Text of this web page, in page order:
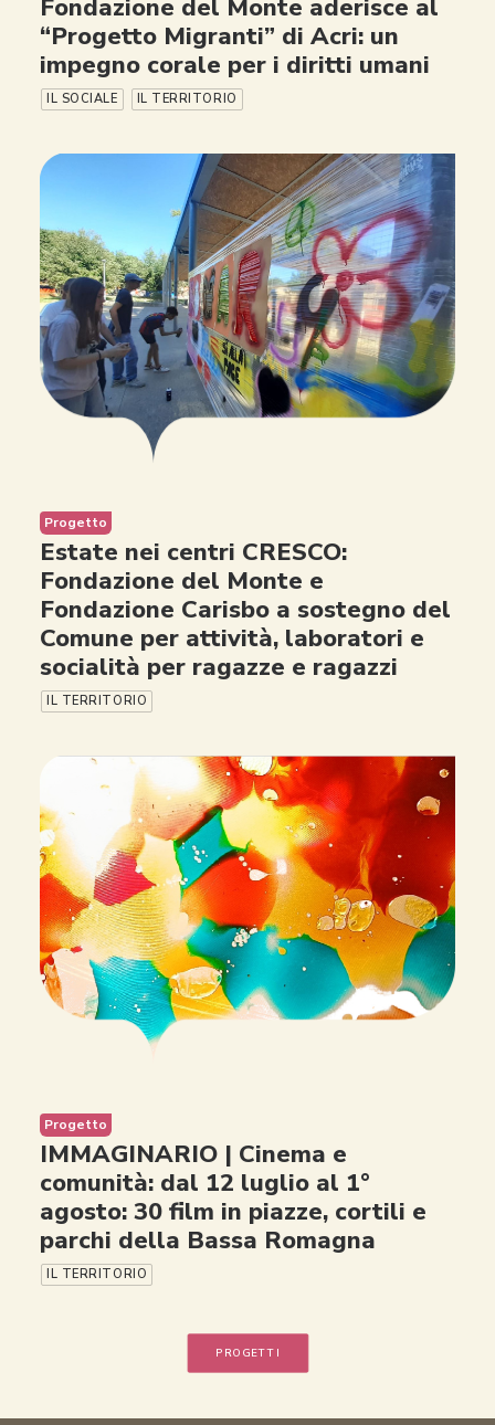
Fondazione del Monte aderisce al
“Progetto Migranti” di Acri: un
impegno corale per i diritti umani
IL SOCIALE IL TERRITORIO
Progetto
Estate nei centri CRESCO:
Fondazione del Monte e
Fondazione Carisbo a sostegno del
Comune per attività, laboratori e
socialità per ragazze e ragazzi
IL TERRITORIO
Progetto
IMMAGINARIO | Cinema e
comunità: dal 12 luglio al 1°
agosto: 30 film in piazze, cortili e
parchi della Bassa Romagna
IL TERRITORIO
PROGETTI